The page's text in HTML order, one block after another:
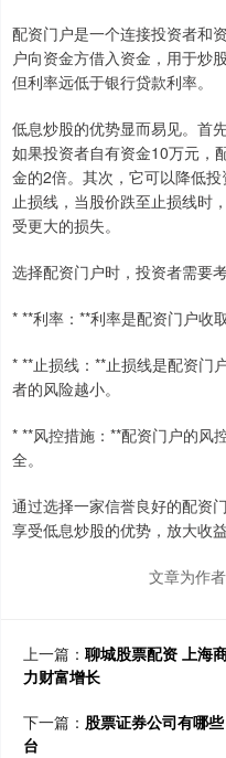
配资门户是一个连接投资者和
户向资金方借入资金，用于炒
但利率远低于银行贷款利率。
低息炒股的优势显而易见。首
如果投资者自有资金10万元，
金的2倍。其次，它可以降低
止损线，当股价跌至止损线时
受更大的损失。
选择配资门户时，投资者需要
* **利率：**利率是配资门户收
* **止损线：**止损线是配资门
者的风险越小。
* **风控措施：**配资门户的风
全。
通过选择一家信誉良好的配资
享受低息炒股的优势，放大收
文章为作
上一篇： 聊城股票配资 上海
力财富增长
下一篇： 股票证券公司有哪
台